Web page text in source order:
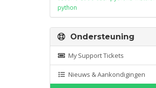
python
Ondersteuning
My Support Tickets
Nieuws & Aankondigingen